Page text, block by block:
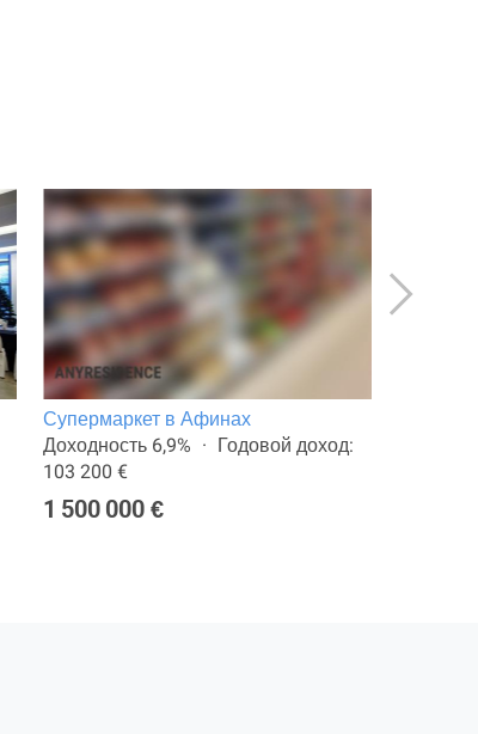
Супермаркет в Афинах
Доходность 6,9%
Годовой доход:
103 200 €
1 500 000 €